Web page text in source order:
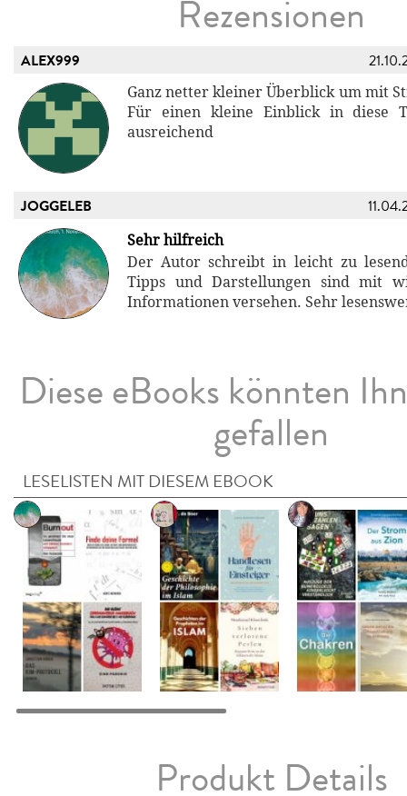
Rezensionen
ALEX999
Ganz netter kleiner Überblick um mit
Für einen kleine Einblick in diese
ausreichend
JOGGELEB
Sehr hilfreich
Der Autor schreibt in leicht zu
Tipps und Darstellungen sind mit
Informationen versehen. Sehr
Diese eBooks könnten
gefallen
LESELISTEN MIT DIESEM EBOOK
Produkt Details